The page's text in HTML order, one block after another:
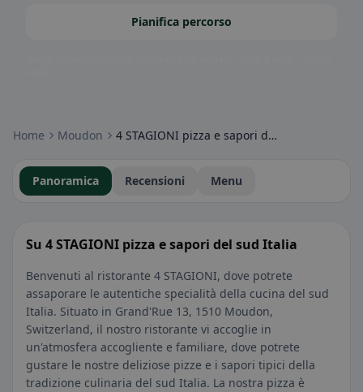
Pianifica percorso
Home Moudon 4 STAGIONI pizza e sapori del sud Italia
Panoramica Recensioni Menu
Su 4 STAGIONI pizza e sapori del sud Italia
Benvenuti al ristorante 4 STAGIONI, dove potrete
assaporare le autentiche specialità della cucina del sud
Italia. Situato in Grand'Rue 13, 1510 Moudon,
Switzerland, il nostro ristorante vi accoglie in
un'atmosfera accogliente e familiare, dove potrete
gustare le nostre deliziose pizze e i sapori tipici della
tradizione culinaria del sud Italia. La nostra pizza è